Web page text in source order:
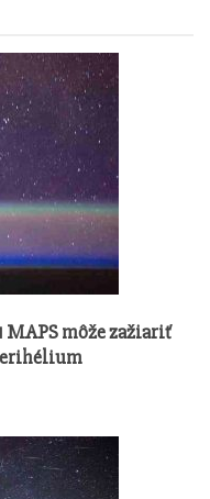
MAPS môže zažiariť